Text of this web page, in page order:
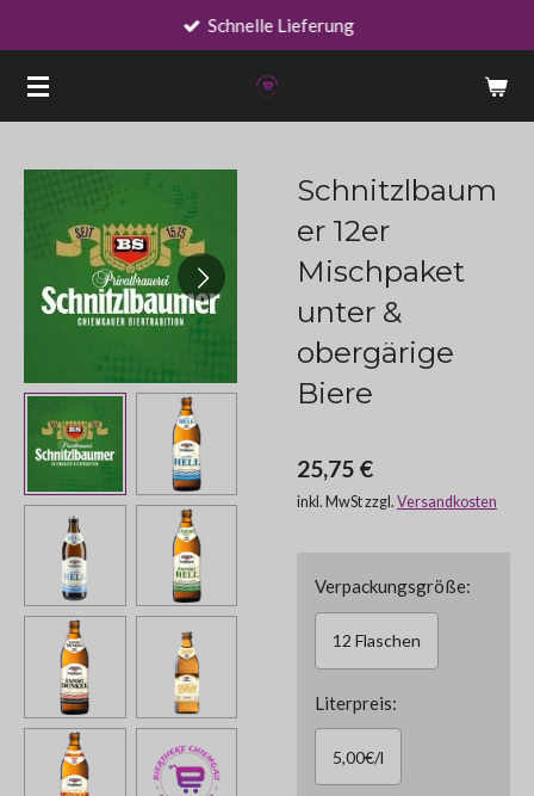
springen
Schnelle Lieferung
Schnitzlbaum
er 12er
Mischpaket
unter &
obergärige
Biere
25,75 €
inkl. MwSt zzgl. Versandkosten
Verpackungsgröße:
12 Flaschen
Literpreis:
5,00€/l